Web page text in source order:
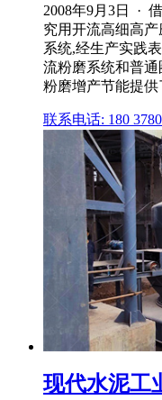
2008年9月3日 ·
究用开流高细高
系统,经生产实践
流粉磨系统和普通
粉磨增产节能提供
联系电话: 180 3780
现代水泥工